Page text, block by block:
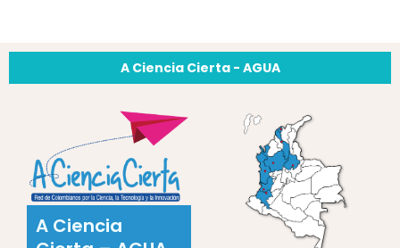
A Ciencia Cierta - AGUA
A Ciencia